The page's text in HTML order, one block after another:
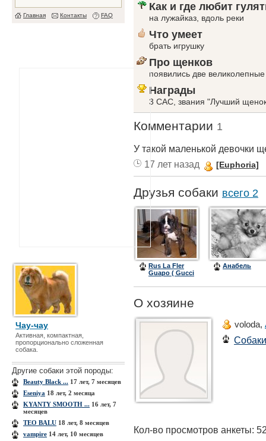
Главная Контакты FAQ
Чау-чау
Активная, компактная,
пропорционально сложенная
собака.
Другие собаки этой породы:
Beauty Black ... 17 лет, 7 месяцев
Eseniya 18 лет, 2 месяца
KYANTY SMOOTH ... 16 лет, 7
месяцев
TEO BALU 18 лет, 8 месяцев
vampire 14 лет, 10 месяцев
Как и где любит
на лужайказ, вдоль реки
Что умеет
брать игрушку
Про щенков
появились две
Награды
3 САС, звания "Лучший
Комментарии 1
У такой маленькой девочки
17 лет назад
[Euphoria]
Друзья собаки всего 2
Rus La Fler
Guapo ( Gucci
Анабель
О хозяине
voloda,
Собаки
Кол-во просмотров анкеты: